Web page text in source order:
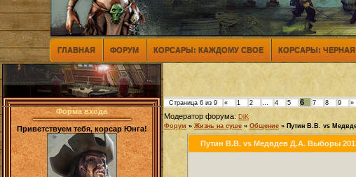
ГЛАВНАЯ ФОРУМ КОРСАРЫ: КАЖДОМУ СВОЕ КОРСАРЫ: ЧЕРНАЯ
Форма входа
Приветствуем тебя, корсар Юнга!
Страница 6 из 9 « 1 2 … 4 5 6 7 8 9 »
Модератор форума: DiK
Форум » Жизнь на суше » Общение » Путин В.В. vs
Путин В.В. vs Медвдев Д.А. Выборы